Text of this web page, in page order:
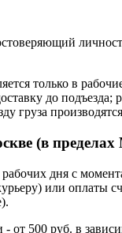
только в
до подъезда;
груза
(в
дня с
или оплаты
от 500 руб. в